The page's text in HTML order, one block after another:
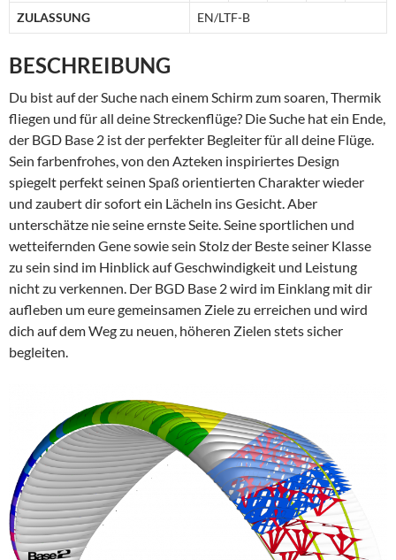
ZULASSUNG EN/LTF-B
BESCHREIBUNG
Du bist auf der Suche nach einem Schirm zum soaren, Thermik
fliegen und für all deine Streckenflüge? Die Suche hat ein Ende,
der BGD Base 2 ist der perfekter Begleiter für all deine Flüge.
Sein farbenfrohes, von den Azteken inspiriertes Design
spiegelt perfekt seinen Spaß orientierten Charakter wieder
und zaubert dir sofort ein Lächeln ins Gesicht. Aber
unterschätze nie seine ernste Seite. Seine sportlichen und
wetteifernden Gene sowie sein Stolz der Beste seiner Klasse
zu sein sind im Hinblick auf Geschwindigkeit und Leistung
nicht zu verkennen. Der BGD Base 2 wird im Einklang mit dir
aufleben um eure gemeinsamen Ziele zu erreichen und wird
dich auf dem Weg zu neuen, höheren Zielen stets sicher
begleiten.